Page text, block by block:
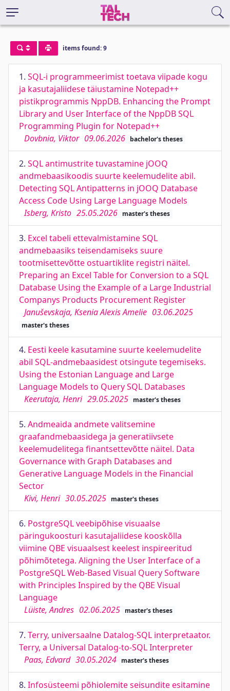
items found: 9
1. SQL-i programmeerimist toetava viipade kogu
ja kasutajaliidese täiustamine Notepad++
pistikprogrammis NppDB. Enhancing the Prompt
Library and User Interface of the NppDB SQL
Programming Plugin for Notepad++
Dovbnia, Viktor 09.06.2026 bachelor's theses
2. SQL antimustrite tuvastamine jOOQ
andmebaasikoodis suurte keelemudelite abil.
Detecting SQL Antipatterns in jOOQ Database
Access Code Using Large Language Models
Isberg, Kristo 25.05.2026 master's theses
3. Excel tabeli ettevalmistamine SQL
andmebaasiks teisendamiseks suure
tootmisettevõtte ostuartiklite registri näitel.
Preparing an Excel Table for Conversion to a SQL
Database Using the Example of a Large Industrial
Companys Products Procurement Register
Januševskaja, Ksenia Alexis Amelie 03.06.2025
master's theses
4. Eesti keele kasutamine suurte keelemudelite
abil SQL-andmebaasidest otsingute tegemiseks.
Using the Estonian Language and Large
Language Models to Query SQL Databases
Keerutaja, Henri 29.05.2025 master's theses
5. Andmeaida andmete valitsemine
graafandmebaasidega ja generatiivsete
keelemudelitega finantsettevõtte näitel. Data
Governance with Graph Databases and
Generative Language Models in the Financial
Sector
Kivi, Henri 30.05.2025 master's theses
6. PostgreSQL veebipõhise visuaalse
päringukoosturi kasutajaliidese kooskõlla
viimine QBE visuaalsest keelest inspireeritud
põhimõtetega. Aligning the User Interface of a
PostgreSQL Web-Based Visual Query Software
with Principles Inspired by the QBE Visual
Language
Lüiste, Andres 02.06.2025 master's theses
7. Terry, universaalne Datalog-SQL interpretaator.
Terry, a Universal Datalog-to-SQL Interpreter
Paas, Edvard 30.05.2024 master's theses
8. Infosüsteemi põhiolemite seisundite esitamine